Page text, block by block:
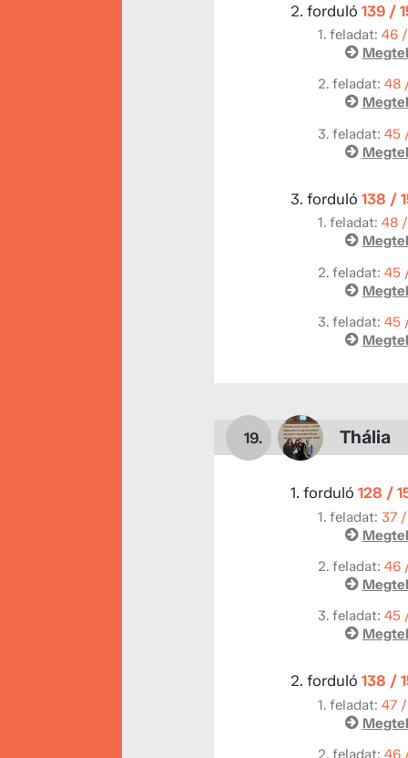
2. forduló 139 /
1. feladat: 46
2. feladat: 48
3. feladat: 45
3. forduló 138 /
1. feladat: 48
2. feladat: 45
3. feladat: 45
19. Thália
1. forduló 128 /
1. feladat: 37
2. feladat: 46
3. feladat: 45
2. forduló 138 /
1. feladat: 47
2. feladat: 46